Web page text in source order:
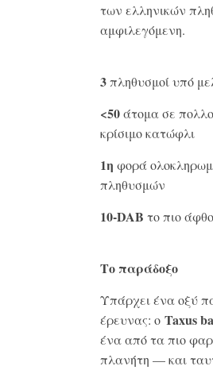
των ελληνικών
αμφιλεγόμενη.
3πληθυσμοί υπό
<50άτομα σε
κρίσιμο κατώφλι
1η φορά
πληθυσμών
10-DAB το πιο
Το παράδοξο
Υπάρχει ένα οξύ
έρευνας: ο Taxus
ένα από τα πιο
πλανήτη — και